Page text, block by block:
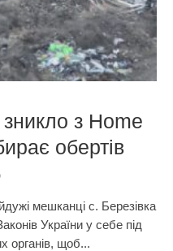
з Home
обертів
мешканці с. Березівка
України у себе під
органів, щоб...